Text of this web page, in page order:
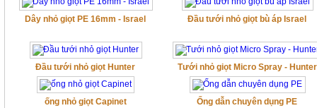
Dây nhỏ giọt PE 16mm - Israel Đầu tưới nhỏ giọt bù áp Israel
Đầu tưới nhỏ giọt Hunter Tưới nhỏ giọt Micro Spray - Hunter
ống nhỏ giọt Capinet Ống dẫn chuyên dụng PE